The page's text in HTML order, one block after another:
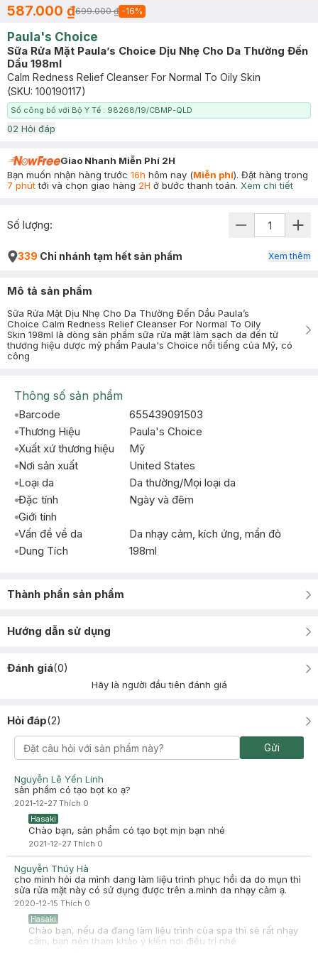
587.000 ₫699.000 ₫ -16%
Paula's Choice
Sữa Rửa Mặt Paula’s Choice Dịu Nhẹ Cho Da Thường Đến
Dầu 198ml
Calm Redness Relief Cleanser For Normal To Oily Skin
(SKU: 100190117)
Số công bố với Bộ Y Tế : 98268/19/CBMP-QLD
02 Hỏi đáp
Giao Nhanh Miễn Phí 2H
Bạn muốn nhận hàng trước 16h hôm nay (Miễn phí). Đặt hàng trong
7 phúttới và chọn giao hàng 2H ở bước thanh toán. Xem chi tiết
Số lượng:
339 Chi nhánh tạm hết sản phẩm Xem thêm
Mô tả sản phẩm
Sữa Rửa Mặt Dịu Nhẹ Cho Da Thường Đến Dầu Paula’s
Choice Calm Redness Relief Cleanser For Normal To Oily
Skin 198ml là dòng sản phẩm sữa rửa mặt làm sạch da đến từ
thương hiệu dược mỹ phẩm Paula's Choice nổi tiếng của Mỹ, có
công
Thông số sản phẩm
Barcode
655439091503
Thương Hiệu
Paula's Choice
Xuất xứ thương hiệu
Mỹ
Nơi sản xuất
United States
Loại da
Da thường/Mọi loại da
Đặc tính
Ngày và đêm
Giới tính
Vấn đề về da
Da nhạy cảm, kích ứng, mẩn đỏ
Dung Tích
198ml
Thành phần sản phẩm
Hướng dẫn sử dụng
Đánh giá(0)
Hãy là người đầu tiên đánh giá
Hỏi đáp(2)
Gửi
Nguyễn Lê Yến Linh
sản phẩm có tạo bọt ko ạ?
2021-12-27 Thích 0
Hasaki
Chào bạn, sản phẩm có tạo bọt mịn bạn nhé
2021-12-27 Thích 0
Nguyễn Thúy Hà
cho mình hỏi da mình dang làm liệu trình phục hồi da do mụn thì
sửa rửa mặt này có sử dụng được trên a.mình da nhạy cảm ạ.
2020-12-15 Thích 0
Hasaki
Chào bạn, nếu da đang làm liệu trình của spa thì sẽ rất nhạy
cảm, bạn nên tham khảo ý kiến nơi điều trị nhé